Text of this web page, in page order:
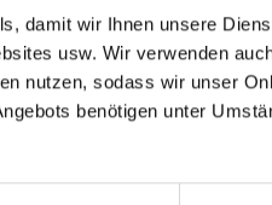
damit wir Ihnen unsere
usw. Wir verwenden
nutzen, sodass wir unser
benötigen unter